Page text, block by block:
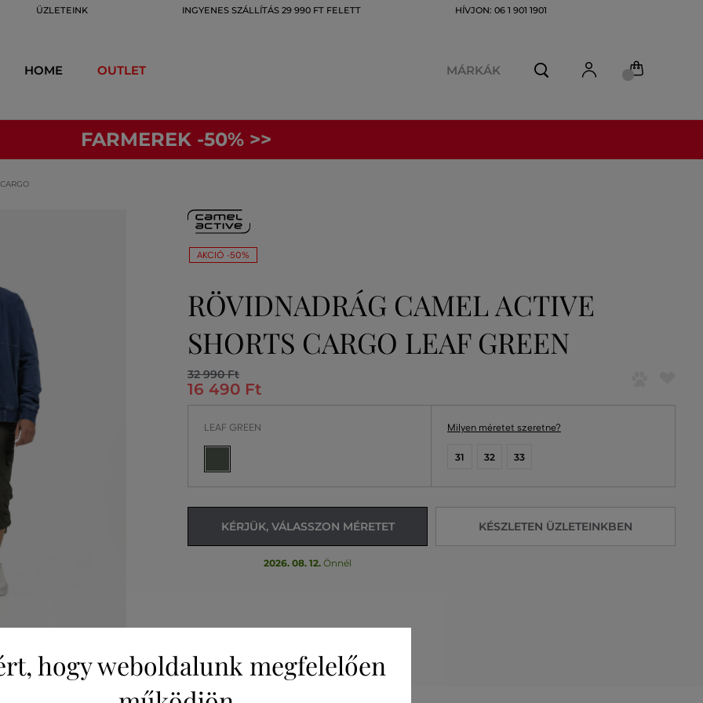
ÜZLETEINK INGYENES SZÁLLÍTÁS 29 990 FT FELETT HÍVJON: 06 1 901 1901
HOME OUTLET MÁRKÁK
FARMEREK -50% >>
AKCIÓ -50%
RÖVIDNADRÁG CAMEL ACTIVE
SHORTS CARGO LEAF GREEN
32 990 Ft
16 490 Ft
LEAF GREEN Milyen méretet szeretne?
31 32 33
KÉRJÜK, VÁLASSZON MÉRETET
2026. 08. 12. Önnél
KÉSZLETEN ÜZLETEINKBEN
hogy weboldalunk megfelelően